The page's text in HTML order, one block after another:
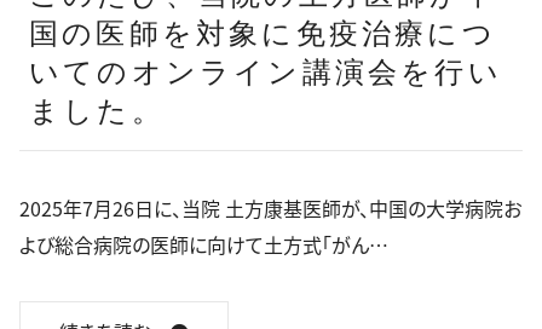
国の医師を対象に免疫治療につ
いてのオンライン講演会を行い
ました。
2025年7月26日に、当院 土方康基医師が、中国の大学病院お
よび総合病院の医師に向けて土方式「がん…